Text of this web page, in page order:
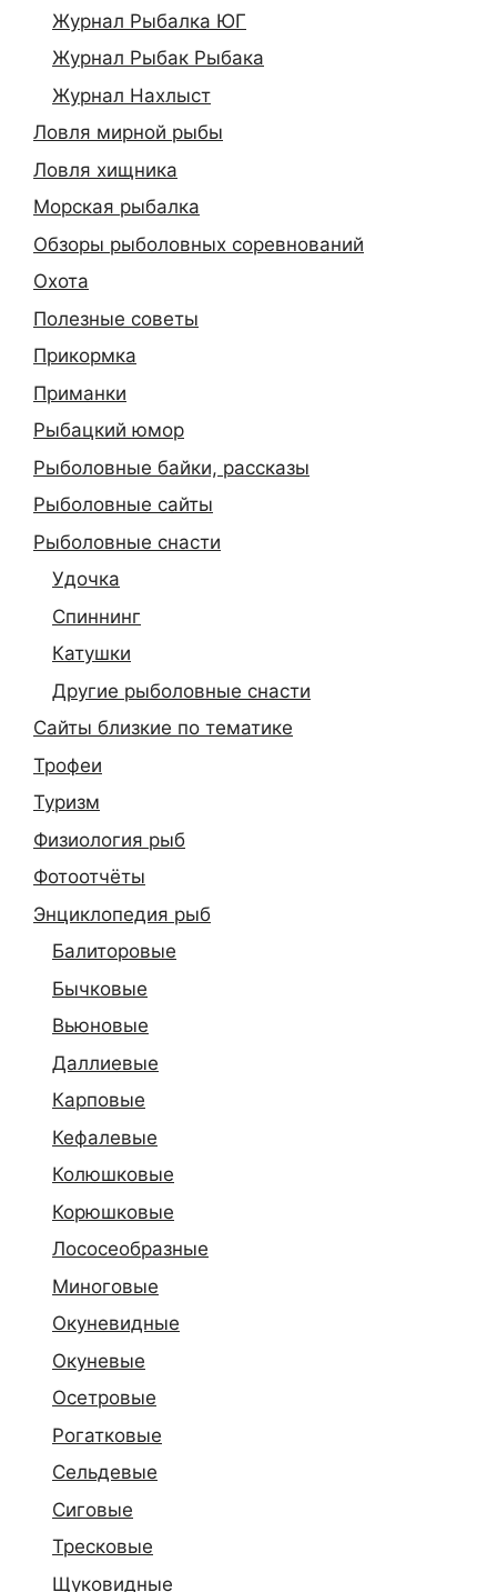
Журнал Рыбалка ЮГ
Журнал Рыбак Рыбака
Журнал Нахлыст
Ловля мирной рыбы
Ловля хищника
Морская рыбалка
Обзоры рыболовных соревнований
Охота
Полезные советы
Прикормка
Приманки
Рыбацкий юмор
Рыболовные байки, рассказы
Рыболовные сайты
Рыболовные снасти
Удочка
Спиннинг
Катушки
Другие рыболовные снасти
Сайты близкие по тематике
Трофеи
Туризм
Физиология рыб
Фотоотчёты
Энциклопедия рыб
Балиторовые
Бычковые
Вьюновые
Даллиевые
Карповые
Кефалевые
Колюшковые
Корюшковые
Лососеобразные
Миноговые
Окуневидные
Окуневые
Осетровые
Рогатковые
Сельдевые
Сиговые
Тресковые
Щуковидные